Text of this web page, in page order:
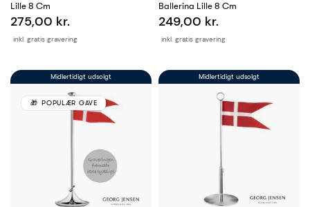
Lille 8 Cm
inkl. gratis gravering
275,00 kr.
Ballerina Lille 8 Cm
inkl. gratis gravering
249,00 kr.
Midlertidigt udsolgt
POPULÆR GAVE
Midlertidigt udsolgt